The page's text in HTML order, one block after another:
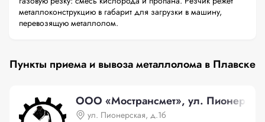
металлоконструкцию в габарит для загрузки в машину,
перевозящую металлолом.
Пункты приема и вывоза металлолома в Плавске
ООО «Мострансмет», ул.
ул. Пионерская, д.1б